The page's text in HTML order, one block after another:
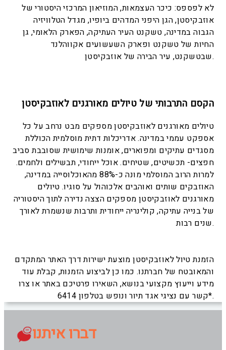
לא לפספס: כיכר העצמאות, המוזיאון המרכזי היסטורי של
אוזבקיסטן, הגן היפני המדהים ביופיו, מגדל הטלוויזיה
הגבוה במדינה, טשקנט העיר העתיקה, הפארק הלאומי, גן
החיות של טשקנט ופארק השעשועים אקווהלנד
שבטשקנט, עיר הבירה של אוזבקיסטן.
הקסם התרבותי של טיולים מאורגנים לאוזבקיסטן
טיולים מאורגנים לאוזבקיסטן מספקים מבט נרחב על כל
אספקט עממי במדינה. אדריכלות דתית מוסלמית הכוללת
מסגדים עתיקים ומפוארים, אומנות שימושית שסובבת סביב
חפצים- תכשיטים, שטיחים. אוכל ייחודי, תבשילים ולחמים.
למרות הרוב המוסלמי מונה כ-88% מהאוכלוסייה במדינה,
האוזבקים שותים ואוהבים אלכוהול על סוגיו. טיולים
מאורגנים לאוזבקיסטן מספקים הצצה נדירה לתוך היסטוריה
של בנייה עתיקה, קולינריה ייחודית ותרבות שנשמרת לאורך
שנים רבות.
הזמנת טיול לאוזבקיסטן מוצעת ישירות דרך האתר המתקדם
והמאובטח של חברתנו. כמו כן לביצוע הזמנות, קבלת עוד
מידע וייעוץ מקצועי בנושא, השאירו פרטיכם באתר או צרו
קשר עם נציגי אגד תיור ונופש בטלפון 6414*.
דברו איתנו